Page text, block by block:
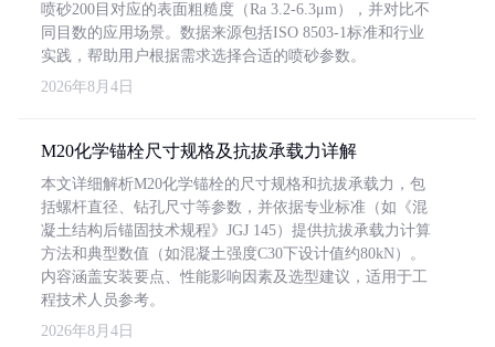
喷砂200目对应的表面粗糙度（Ra 3.2-6.3μm），并对比不
同目数的应用场景。数据来源包括ISO 8503-1标准和行业
实践，帮助用户根据需求选择合适的喷砂参数。
2026年8月4日
M20化学锚栓尺寸规格及抗拔承载力详解
本文详细解析M20化学锚栓的尺寸规格和抗拔承载力，包
括螺杆直径、钻孔尺寸等参数，并依据专业标准（如《混
凝土结构后锚固技术规程》JGJ 145）提供抗拔承载力计算
方法和典型数值（如混凝土强度C30下设计值约80kN）。
内容涵盖安装要点、性能影响因素及选型建议，适用于工
程技术人员参考。
2026年8月4日